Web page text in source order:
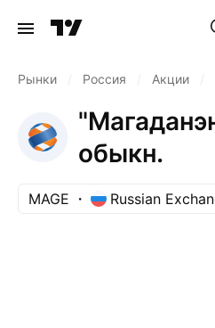
Рынки Россия Акции
обыкн.
MAGE Russian